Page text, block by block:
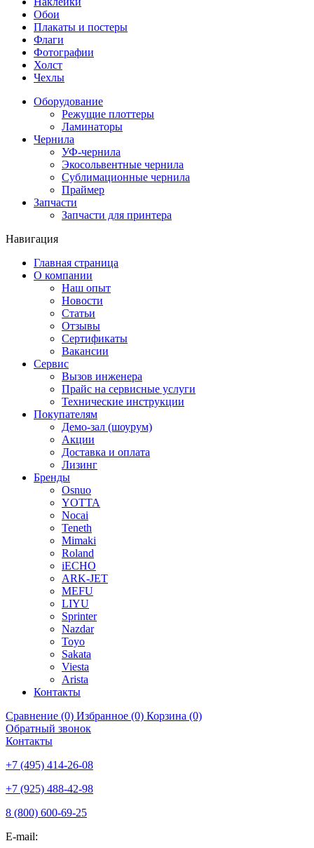
Обои
Плакаты и постеры
Флаги
Фотографии
Холст
Чехлы
Оборудование
Режущие плоттеры
Ламинаторы
Чернила
УФ-чернила
Экосольвентные чернила
Сублимационные чернила
Праймер
Запчасти
Запчасти для принтера
Навигация
Главная страница
О компании
Наш опыт
Новости
Статьи
Отзывы
Сертификаты
Вакансии
Сервис
Вызов инженера
Прайс на сервисные услуги
Технические инструкции
Покупателям
Демо-зал (шоурум)
Акции
Доставка и оплата
Лизинг
Бренды
Osnuo
YOTTA
Nocai
Teneth
Mimaki
Roland
iECHO
ARK-JET
MEFU
LIYU
Sprinter
Nazdar
Toyo
Sakata
Viesta
Arista
Контакты
Сравнение (0) Избранное (0) Корзина (0)
Обратный звонок
Контакты
+7 (495) 414-26-08
+7 (925) 488-42-98
8 (800) 600-69-25
E-mail: